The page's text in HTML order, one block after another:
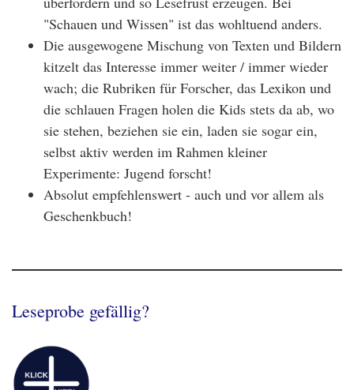
"Schauen und Wissen" ist das wohltuend anders.
Die ausgewogene Mischung von Texten und Bildern
kitzelt das Interesse immer weiter / immer wieder
wach; die Rubriken für Forscher, das Lexikon und
die schlauen Fragen holen die Kids stets da ab, wo
sie stehen, beziehen sie ein, laden sie sogar ein,
selbst aktiv werden im Rahmen kleiner
Experimente: Jugend forscht!
Absolut empfehlenswert - auch und vor allem als
Geschenkbuch!
Leseprobe gefällig?